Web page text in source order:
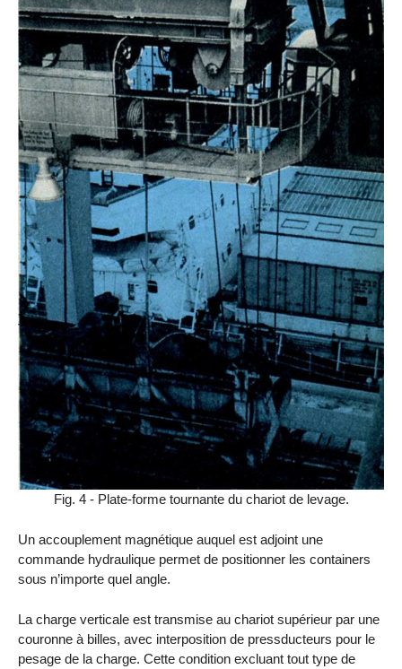
Fig. 4 - Plate-forme tournante du chariot de levage.
Un accouplement magnétique auquel est adjoint une
commande hydraulique permet de positionner les containers
sous n’importe quel angle.
La charge verticale est transmise au chariot supérieur par une
couronne à billes, avec interposition de pressducteurs pour le
pesage de la charge. Cette condition excluant tout type de